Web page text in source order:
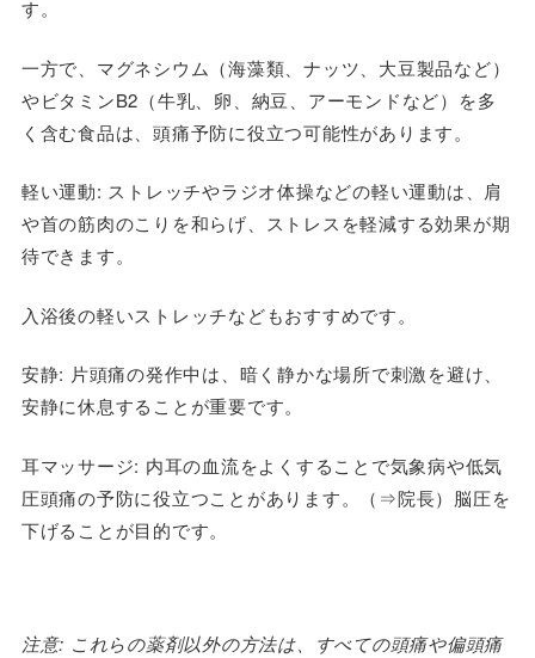
す。
一方で、マグネシウム（海藻類、ナッツ、大豆製品など）
やビタミンB2（牛乳、卵、納豆、アーモンドなど）を多
く含む食品は、頭痛予防に役立つ可能性があります。
軽い運動: ストレッチやラジオ体操などの軽い運動は、肩
や首の筋肉のこりを和らげ、ストレスを軽減する効果が期
待できます。
入浴後の軽いストレッチなどもおすすめです。
安静: 片頭痛の発作中は、暗く静かな場所で刺激を避け、
安静に休息することが重要です。
耳マッサージ: 内耳の血流をよくすることで気象病や低気
圧頭痛の予防に役立つことがあります。（⇒院長）脳圧を
下げることが目的です。
注意: これらの薬剤以外の方法は、すべての頭痛や偏頭痛